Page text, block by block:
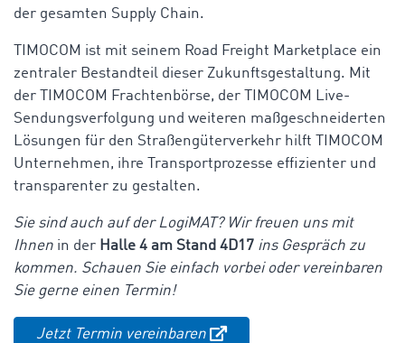
der gesamten Supply Chain.
TIMOCOM ist mit seinem Road Freight Marketplace ein
zentraler Bestandteil dieser Zukunftsgestaltung. Mit
der TIMOCOM Frachtenbörse, der TIMOCOM Live-
Sendungsverfolgung und weiteren maßgeschneiderten
Lösungen für den Straßengüterverkehr hilft TIMOCOM
Unternehmen, ihre Transportprozesse effizienter und
transparenter zu gestalten.
Sie sind auch auf der LogiMAT? Wir freuen uns mit
Ihnen in der Halle 4 am Stand 4D17 ins Gespräch zu
kommen. Schauen Sie einfach vorbei oder vereinbaren
Sie gerne einen Termin!
Jetzt Termin vereinbaren